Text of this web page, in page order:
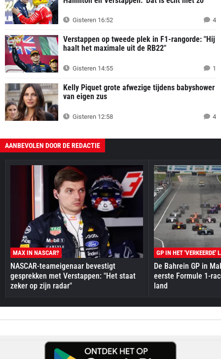
Gisteren 16:52 4
Verstappen op tweede plek in F1-rangorde: "Hij
haalt het maximale uit de RB22"
Gisteren 14:55 1
Kelly Piquet grote afwezige tijdens babyshower
van eigen zus
Gisteren 12:58 4
AANBEVOLEN DOOR DE REDACTIE
MAX IN NASCAR?
NASCAR-teameigenaar bevestigt
gesprekken met Verstappen: "Het staat
zeker op zijn radar"
GP IN HET 'VERKEERDE'
De Bahrein GP in
eerste Formule 1-
land